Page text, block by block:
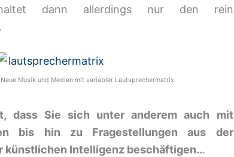
dann allerdings nur den rein
Musik und Medien mit variabler Lautsprechermatrix
dass Sie sich unter anderem auch mit
bis hin zu Fragestellungen aus der
künstlichen Intelligenz beschäftigen...